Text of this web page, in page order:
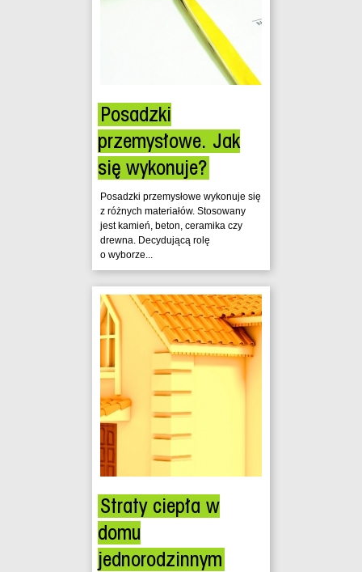
Posadzki
przemysłowe. Jak
się wykonuje?
Posadzki przemysłowe wykonuje się
z różnych materiałów. Stosowany
jest kamień, beton, ceramika czy
drewna. Decydującą rolę
o wyborze...
Straty ciepła w
domu
jednorodzinnym